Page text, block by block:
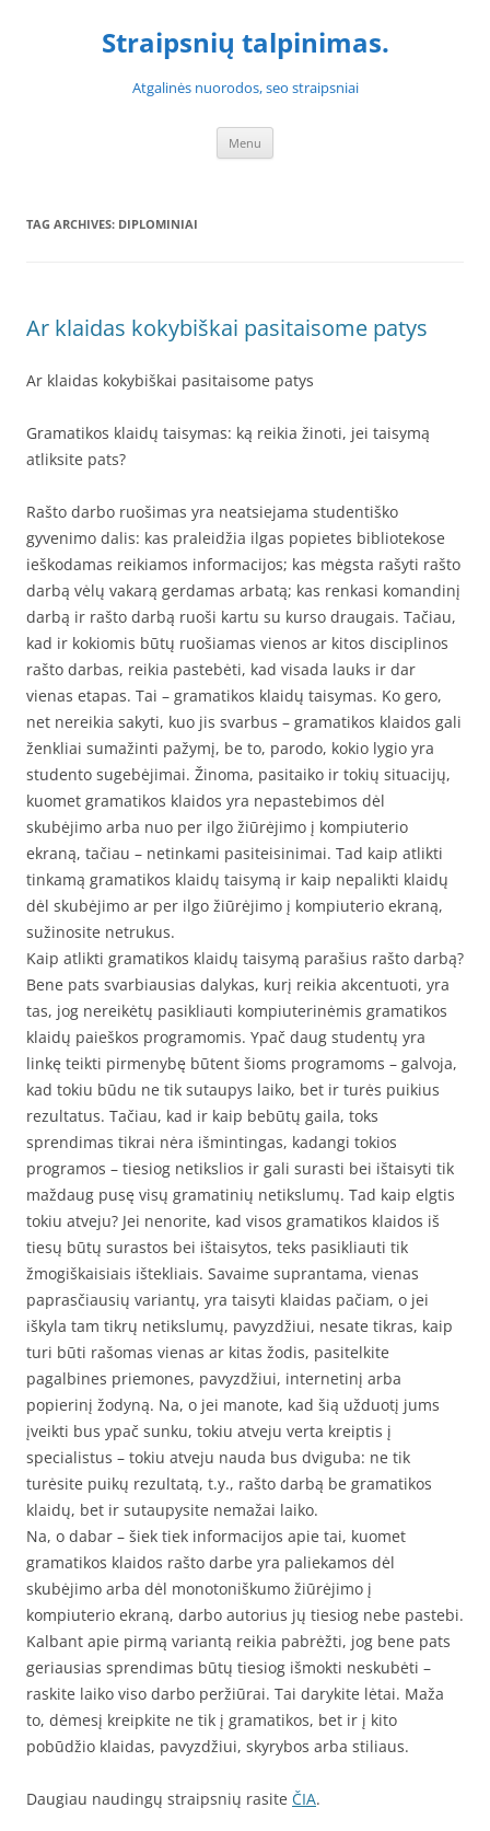
Straipsnių talpinimas.
Atgalinės nuorodos, seo straipsniai
Menu
TAG ARCHIVES: DIPLOMINIAI
Ar klaidas kokybiškai pasitaisome patys
Ar klaidas kokybiškai pasitaisome patys
Gramatikos klaidų taisymas: ką reikia žinoti, jei taisymą
atliksite pats?
Rašto darbo ruošimas yra neatsiejama studentiško
gyvenimo dalis: kas praleidžia ilgas popietes bibliotekose
ieškodamas reikiamos informacijos; kas mėgsta rašyti rašto
darbą vėlų vakarą gerdamas arbatą; kas renkasi komandinį
darbą ir rašto darbą ruoši kartu su kurso draugais. Tačiau,
kad ir kokiomis būtų ruošiamas vienos ar kitos disciplinos
rašto darbas, reikia pastebėti, kad visada lauks ir dar
vienas etapas. Tai – gramatikos klaidų taisymas. Ko gero,
net nereikia sakyti, kuo jis svarbus – gramatikos klaidos gali
ženkliai sumažinti pažymį, be to, parodo, kokio lygio yra
studento sugebėjimai. Žinoma, pasitaiko ir tokių situacijų,
kuomet gramatikos klaidos yra nepastebimos dėl
skubėjimo arba nuo per ilgo žiūrėjimo į kompiuterio
ekraną, tačiau – netinkami pasiteisinimai. Tad kaip atlikti
tinkamą gramatikos klaidų taisymą ir kaip nepalikti klaidų
dėl skubėjimo ar per ilgo žiūrėjimo į kompiuterio ekraną,
sužinosite netrukus.
Kaip atlikti gramatikos klaidų taisymą parašius rašto darbą?
Bene pats svarbiausias dalykas, kurį reikia akcentuoti, yra
tas, jog nereikėtų pasikliauti kompiuterinėmis gramatikos
klaidų paieškos programomis. Ypač daug studentų yra
linkę teikti pirmenybę būtent šioms programoms – galvoja,
kad tokiu būdu ne tik sutaupys laiko, bet ir turės puikius
rezultatus. Tačiau, kad ir kaip bebūtų gaila, toks
sprendimas tikrai nėra išmintingas, kadangi tokios
programos – tiesiog netikslios ir gali surasti bei ištaisyti tik
maždaug pusę visų gramatinių netikslumų. Tad kaip elgtis
tokiu atveju? Jei nenorite, kad visos gramatikos klaidos iš
tiesų būtų surastos bei ištaisytos, teks pasikliauti tik
žmogiškaisiais ištekliais. Savaime suprantama, vienas
paprasčiausių variantų, yra taisyti klaidas pačiam, o jei
iškyla tam tikrų netikslumų, pavyzdžiui, nesate tikras, kaip
turi būti rašomas vienas ar kitas žodis, pasitelkite
pagalbines priemones, pavyzdžiui, internetinį arba
popierinį žodyną. Na, o jei manote, kad šią užduotį jums
įveikti bus ypač sunku, tokiu atveju verta kreiptis į
specialistus – tokiu atveju nauda bus dviguba: ne tik
turėsite puikų rezultatą, t.y., rašto darbą be gramatikos
klaidų, bet ir sutaupysite nemažai laiko.
Na, o dabar – šiek tiek informacijos apie tai, kuomet
gramatikos klaidos rašto darbe yra paliekamos dėl
skubėjimo arba dėl monotoniškumo žiūrėjimo į
kompiuterio ekraną, darbo autorius jų tiesiog nebe pastebi.
Kalbant apie pirmą variantą reikia pabrėžti, jog bene pats
geriausias sprendimas būtų tiesiog išmokti neskubėti –
raskite laiko viso darbo peržiūrai. Tai darykite lėtai. Maža
to, dėmesį kreipkite ne tik į gramatikos, bet ir į kito
pobūdžio klaidas, pavyzdžiui, skyrybos arba stiliaus.
Daugiau naudingų straipsnių rasite ČIA.